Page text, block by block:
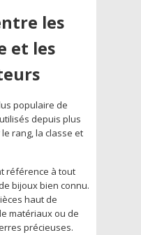
les
et les
populaire de
depuis plus
rang, la classe et
référence à tout
bijoux bien connu.
haut de
matériaux ou de
précieuses.